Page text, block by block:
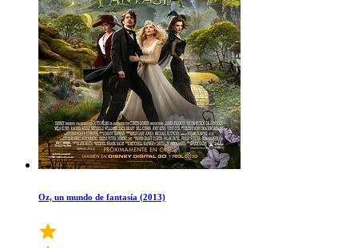
Oz, un mundo de fantasía (2013)